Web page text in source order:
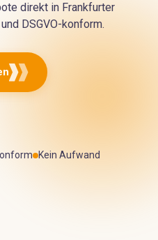
direkt in Frankfurter
DSGVO-konform.
Kein Aufwand